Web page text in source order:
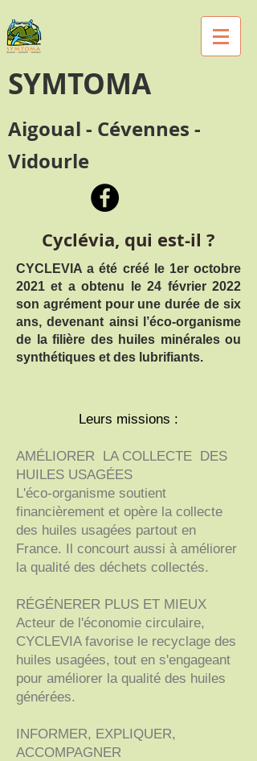
SYMTOMA
Aigoual - Cévennes -
Vidourle
Cyclévia, qui est-il ?
CYCLEVIA a été créé le 1er octobre
2021 et a obtenu le 24 février 2022
son agrément pour une durée de six
ans, devenant ainsi l’éco-organisme
de la filière des huiles minérales ou
synthétiques et des lubrifiants.
Leurs missions :
AMÉLIORER LA COLLECTE DES
HUILES USAGÉES
L'éco-organisme soutient
financièrement et opère la collecte
des huiles usagées partout en
France. Il concourt aussi à améliorer
la qualité des déchets collectés.
RÉGÉNERER PLUS ET MIEUX
Acteur de l'économie circulaire,
CYCLEVIA favorise le recyclage des
huiles usagées, tout en s'engageant
pour améliorer la qualité des huiles
générées.
INFORMER, EXPLIQUER,
ACCOMPAGNER